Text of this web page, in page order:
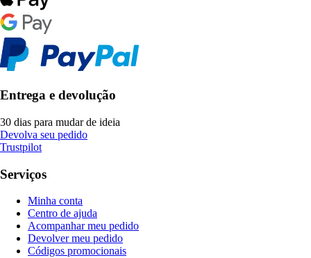
Entrega e devolução
30 dias para mudar de ideia
Devolva seu pedido
Trustpilot
Serviços
Minha conta
Centro de ajuda
Acompanhar meu pedido
Devolver meu pedido
Códigos promocionais